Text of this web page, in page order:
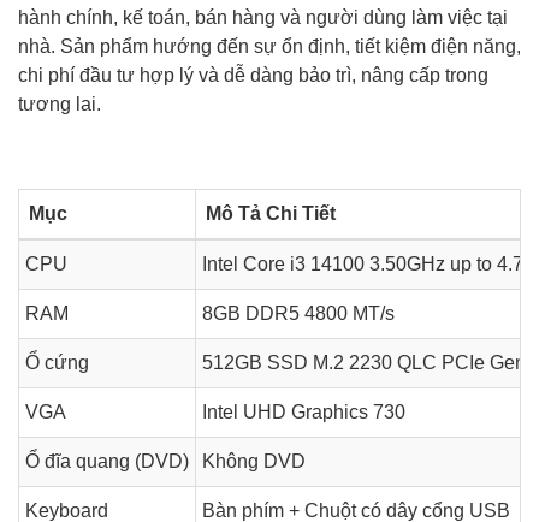
hành chính, kế toán, bán hàng và người dùng làm việc tại
nhà. Sản phẩm hướng đến sự ổn định, tiết kiệm điện năng,
chi phí đầu tư hợp lý và dễ dàng bảo trì, nâng cấp trong
tương lai.
Mục Mô Tả Chi Tiết
CPU Intel Core i3 14100 3.50GHz up to
RAM 8GB DDR5 4800 MT/s
Ổ cứng 512GB SSD M.2 2230 QLC PCIe
VGA Intel UHD Graphics 730
Ổ đĩa quang (DVD) Không DVD
Keyboard Bàn phím + Chuột có dây cổng USB